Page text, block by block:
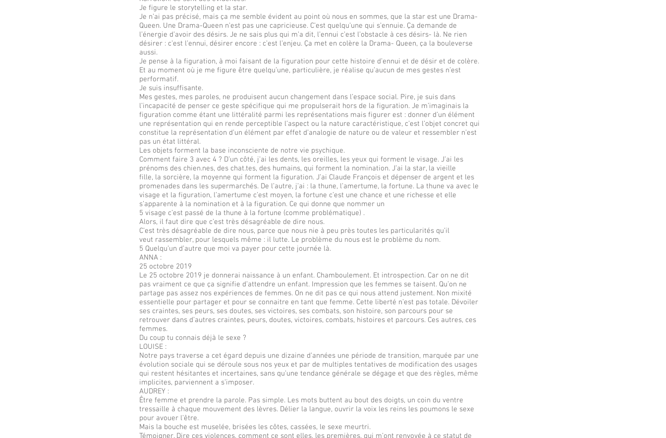
Je figure le storytelling et la star.
Je n’ai pas précisé, mais ça me semble évident au point où nous en sommes, que la star est une Drama-
Queen. Une Drama-Queen n’est pas une capricieuse. C’est quelqu’une qui s’ennuie. Ça demande de
l’énergie d’avoir des désirs. Je ne sais plus qui m’a dit, l’ennui c’est l’obstacle à ces désirs- là. Ne rien
désirer : c’est l’ennui, désirer encore : c’est l’enjeu. Ça met en colère la Drama- Queen, ça la bouleverse
aussi.
Je pense à la figuration, à moi faisant de la figuration pour cette histoire d’ennui et de désir et de colère.
Et au moment où je me figure être quelqu’une, particulière, je réalise qu’aucun de mes gestes n’est
performatif.
Je suis insuffisante.
Mes gestes, mes paroles, ne produisent aucun changement dans l’espace social. Pire, je suis dans
l’incapacité de penser ce geste spécifique qui me propulserait hors de la figuration. Je m’imaginais la
figuration comme étant une littéralité parmi les représentations mais figurer est : donner d’un élément
une représentation qui en rende perceptible l’aspect ou la nature caractéristique, c’est l’objet concret qui
constitue la représentation d’un élément par effet d’analogie de nature ou de valeur et ressembler n’est
pas un état littéral.
Les objets forment la base inconsciente de notre vie psychique.
Comment faire 3 avec 4 ? D’un côté, j’ai les dents, les oreilles, les yeux qui forment le visage. J’ai les
prénoms des chien.nes, des chat.tes, des humains, qui forment la nomination. J’ai la star, la vieille
fille, la sorcière, la moyenne qui forment la figuration. J’ai Claude François et dépenser de argent et les
promenades dans les supermarchés. De l’autre, j’ai : la thune, l’amertume, la fortune. La thune va avec le
visage et la figuration, l’amertume c’est moyen, la fortune c’est une chance et une richesse et elle
s’apparente à la nomination et à la figuration. Ce qui donne que nommer un
5 visage c’est passé de la thune à la fortune (comme problématique) .
Alors, il faut dire que c’est très désagréable de dire nous.
C’est très désagréable de dire nous, parce que nous nie à peu près toutes les particularités qu’il
veut rassembler, pour lesquels même : il lutte. Le problème du nous est le problème du nom.
5 Quelqu’un d’autre que moi va payer pour cette journée là.
ANNA :
25 octobre 2019
Le 25 octobre 2019 je donnerai naissance à un enfant. Chamboulement. Et introspection. Car on ne dit
pas vraiment ce que ça signifie d’attendre un enfant. Impression que les femmes se taisent. Qu’on ne
partage pas assez nos expériences de femmes. On ne dit pas ce qui nous attend justement. Non mixité
essentielle pour partager et pour se connaitre en tant que femme. Cette liberté n’est pas totale. Dévoiler
ses craintes, ses peurs, ses doutes, ses victoires, ses combats, son histoire, son parcours pour se
retrouver dans d’autres craintes, peurs, doutes, victoires, combats, histoires et parcours. Ces autres, ces
femmes.
Du coup tu connais déjà le sexe ?
LOUISE :
Notre pays traverse a cet égard depuis une dizaine d’années une période de transition, marquée par une
évolution sociale qui se déroule sous nos yeux et par de multiples tentatives de modification des usages
qui restent hésitantes et incertaines, sans qu’une tendance générale se dégage et que des règles, même
implicites, parviennent a s’imposer.
AUDREY :
Être femme et prendre la parole. Pas simple. Les mots buttent au bout des doigts, un coin du ventre
tressaille à chaque mouvement des lèvres. Délier la langue, ouvrir la voix les reins les poumons le sexe
pour avouer l’être.
Mais la bouche est muselée, brisées les côtes, cassées, le sexe meurtri.
Témoigner. Dire ces violences, comment ce sont elles, les premières, qui m’ont renvoyée à ce statut de